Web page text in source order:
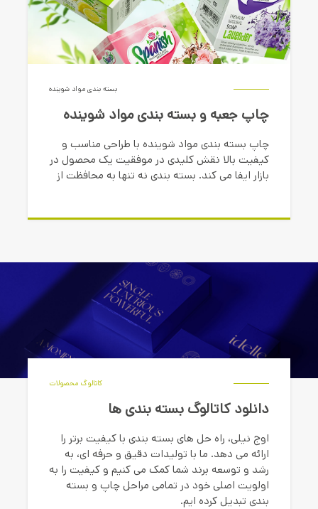
بسته بندی مواد شوینده
چاپ جعبه و بسته بندی مواد شوینده
چاپ بسته بندی مواد شوینده با طراحی مناسب و
کیفیت بالا نقش کلیدی در موفقیت یک محصول در
بازار ایفا می کند. بسته بندی نه تنها به محافظت از
کاتالوگ محصولات
دانلود کاتالوگ بسته بندی ها
اوج نیلی، راه حل های بسته بندی با کیفیت برتر را
ارائه می دهد. ما با تولیدات دقیق و حرفه ای، به
رشد و توسعه برند شما کمک می کنیم و کیفیت را به
اولویت اصلی خود در تمامی مراحل چاپ و بسته
بندی تبدیل کرده ایم.